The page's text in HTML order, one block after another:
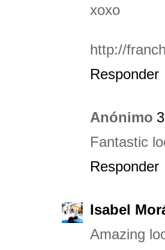
xoxo
http://
Responder
Anónimo
Fantastic
Responder
Isabel
Amazing